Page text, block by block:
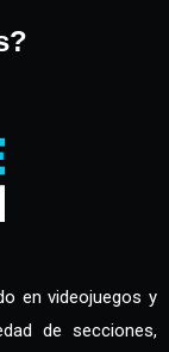
en videojuegos y
de secciones,